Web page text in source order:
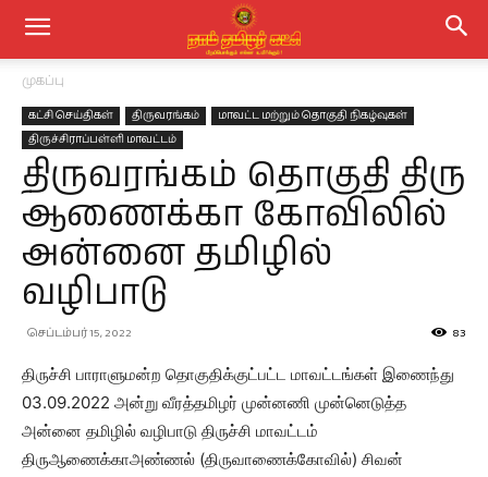
முகப்பு
கட்சி செய்திகள் திருவரங்கம்
மாவட்ட மற்றும் தொகுதி நிகழ்வுகள்
திருச்சிராப்பள்ளி மாவட்டம்
திருவரங்கம் தொகுதி திரு
ஆணைக்கா கோவிலில்
அன்னை தமிழில்
வழிபாடு
செப்டம்பர் 15, 2022 83
திருச்சி பாராளுமன்ற தொகுதிக்குட்பட்ட மாவட்டங்கள் இணைந்து
03.09.2022 அன்று வீரத்தமிழர் முன்னணி முன்னெடுத்த
அன்னை தமிழில் வழிபாடு திருச்சி மாவட்டம்
திருஆணைக்காஅண்ணல் (திருவாணைக்கோவில்) சிவன்